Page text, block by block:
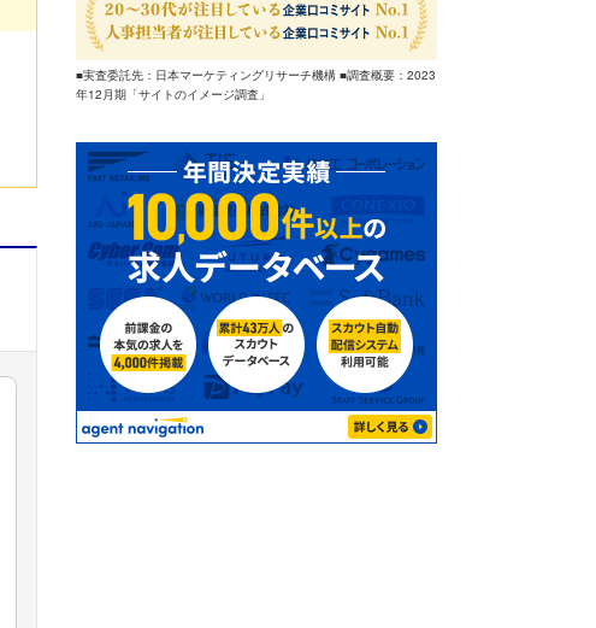
■実査委託先：日本マーケティングリサーチ機構 ■調査概要：2023
年12月期「サイトのイメージ調査」